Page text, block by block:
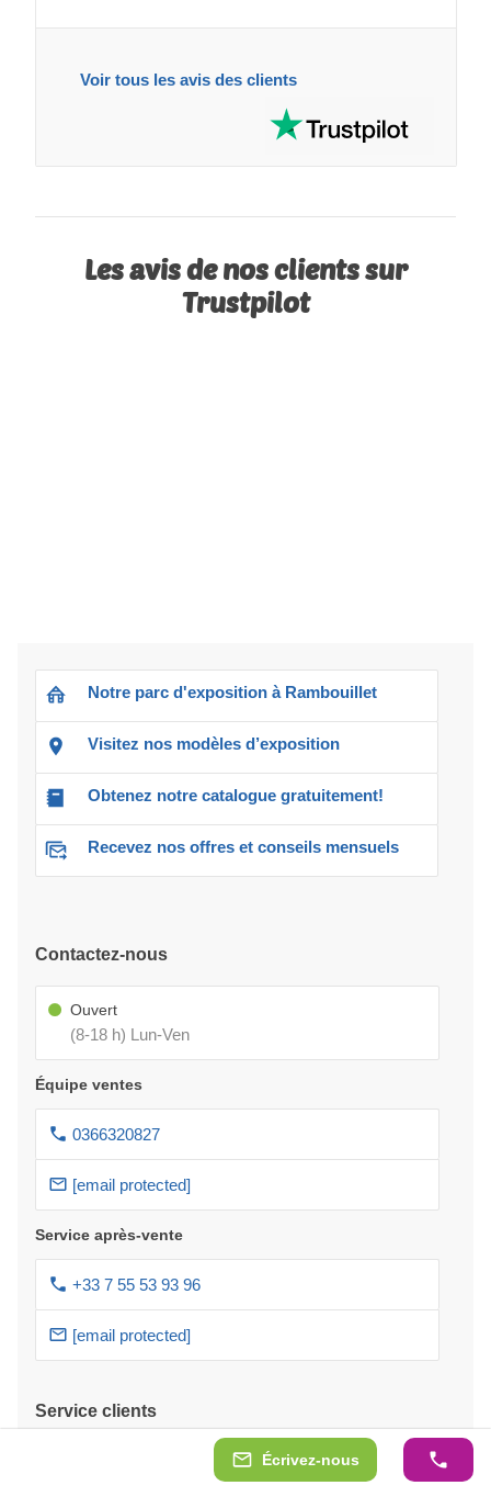
Voir tous les avis des clients
Écrivez-nous
Les avis de nos clients sur
Trustpilot
Notre parc d'exposition à Rambouillet
Visitez nos modèles d’exposition
Obtenez notre catalogue gratuitement!
Recevez nos offres et conseils mensuels
Contactez-nous
Ouvert
(8-18 h) Lun-Ven
Équipe ventes
0366320827
[email protected]
Service après-vente
+33 7 55 53 93 96
[email protected]
Service clients